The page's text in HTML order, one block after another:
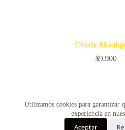
Utilizamos cookies para garantizar
experiencia en
Aceptar
Classic
$9.900